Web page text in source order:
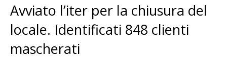
Avviato l’iter per la chiusura del
locale. Identificati 848 clienti
mascherati